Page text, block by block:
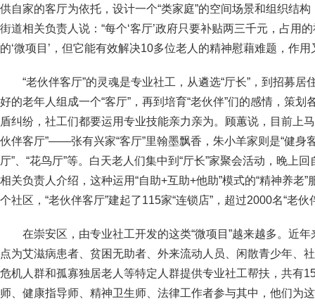
供自家的客厅为依托，设计一个“类家庭”的空间场景和组织结
街道相关负责人说：“每个‘客厅’政府只要补贴两三千元，占用
的‘微项目’，但它能有效解决10多位老人的精神慰藉难题，作用
“老伙伴客厅”的灵魂是专业社工，从遴选“厅长”，到招募
好的老年人组成一个“客厅”，再到培育“老伙伴”们的感情，策
盾纠纷，社工们都要运用专业技能亲力亲为。顾蕙说，目前上
伙伴客厅”——张有兴家“客厅”里翰墨飘香，朱小羊家则是“健身
厅”、“花鸟厅”等。白天老人们集中到“厅长”家聚会活动，晚上
相关负责人介绍，这种运用“自助+互助+他助”模式的“精神养老
个社区，“老伙伴客厅”建起了115家“连锁店”，超过2000名“老
在崇安区，由专业社工开发的这类“微项目”越来越多。近
点为艾滋病患者、贫困无助者、外来流动人员、闲散青少年、
危机人群和孤寡独居老人等特定人群提供专业社工帮扶，共有
师、健康指导师、精神卫生师、法律工作者参与其中，他们为